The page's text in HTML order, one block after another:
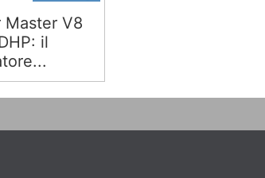
Master V8
il